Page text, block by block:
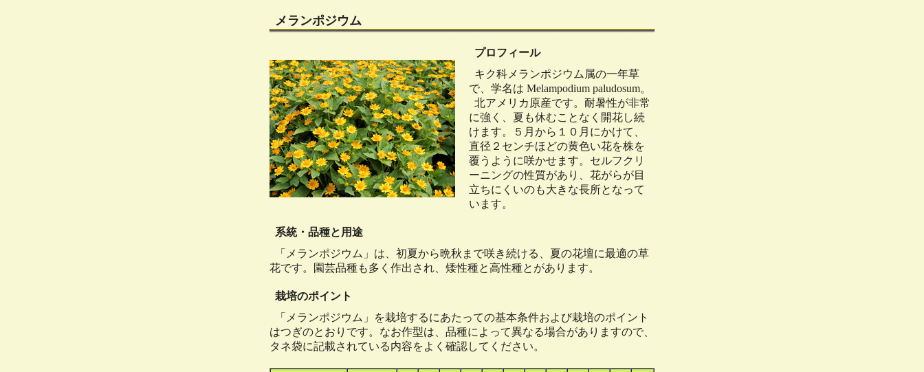
メランポジウム
プロフィール
キク科メランポジウム属の一年草
で、学名は Melampodium paludosum。
北アメリカ原産です。耐暑性が非常
に強く、夏も休むことなく開花し続
けます。５月から１０月にかけて、
直径２センチほどの黄色い花を株を
覆うように咲かせます。セルフクリ
ーニングの性質があり、花がらが目
立ちにくいのも大きな長所となって
います。
系統・品種と用途
「メランポジウム」は、初夏から晩秋まで咲き続ける、夏の花壇に最適の草
花です。園芸品種も多く作出され、矮性種と高性種とがあります。
栽培のポイント
「メランポジウム」を栽培するにあたっての基本条件および栽培のポイント
はつぎのとおりです。なお作型は、品種によって異なる場合がありますので、
タネ袋に記載されている内容をよく確認してください。